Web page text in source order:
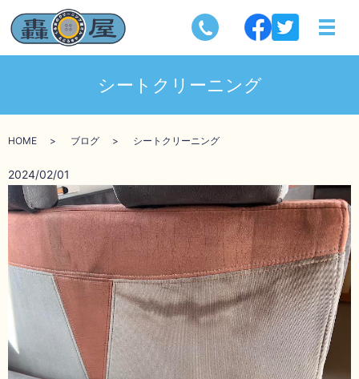
シートクリーニング
HOME ブログ シートクリーニング
2024/02/01